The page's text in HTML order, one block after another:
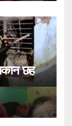
छह